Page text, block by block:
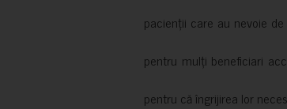
pacienții care au nevoie
pentru mulți beneficiari
pentru că îngrijirea lor